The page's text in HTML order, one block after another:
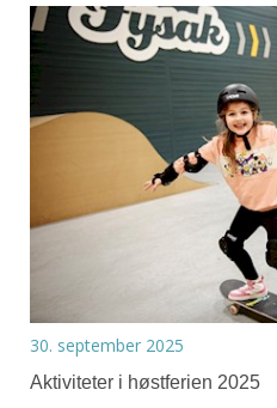
30. september 2025
Aktiviteter i høstferien 2025